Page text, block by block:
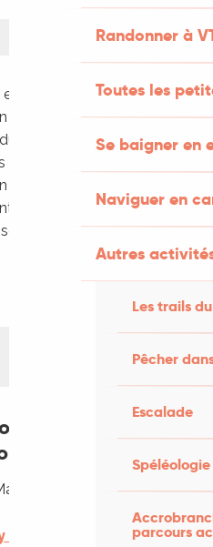
Randonner à
Toutes les
Se baigner en
Naviguer en
Autres
Les trails
Pêcher
Escalade
Spéléologie
parcours
conservé de
début du XVIIIe siècle,
bouleversements
témoignage vivant du
du Haut Ségala grâce
accumulés et...
du Ségala
Pratoucy, 46210
rendre